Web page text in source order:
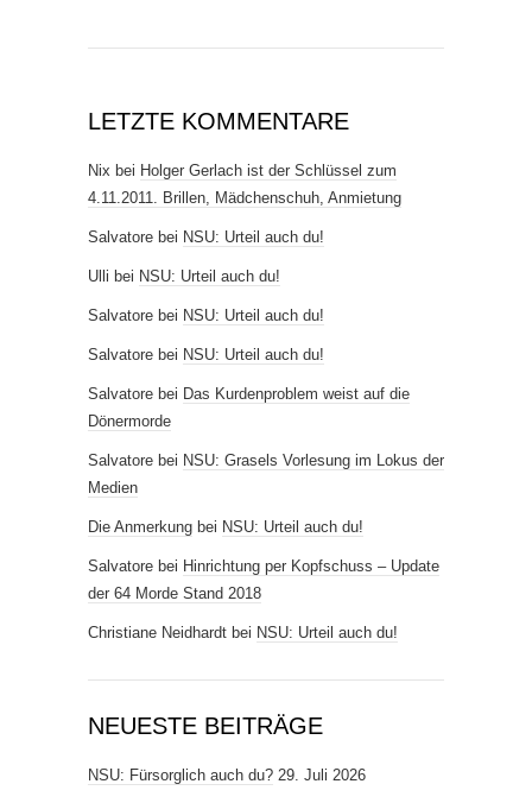
LETZTE KOMMENTARE
Nix bei Holger Gerlach ist der Schlüssel zum
4.11.2011. Brillen, Mädchenschuh, Anmietung
Salvatore bei NSU: Urteil auch du!
Ulli bei NSU: Urteil auch du!
Salvatore bei NSU: Urteil auch du!
Salvatore bei NSU: Urteil auch du!
Salvatore bei Das Kurdenproblem weist auf die
Dönermorde
Salvatore bei NSU: Grasels Vorlesung im Lokus der
Medien
Die Anmerkung bei NSU: Urteil auch du!
Salvatore bei Hinrichtung per Kopfschuss – Update
der 64 Morde Stand 2018
Christiane Neidhardt bei NSU: Urteil auch du!
NEUESTE BEITRÄGE
NSU: Fürsorglich auch du? 29. Juli 2026